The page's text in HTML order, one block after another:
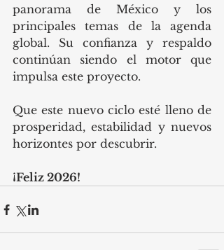
panorama de México y los
principales temas de la agenda
global. Su confianza y respaldo
continúan siendo el motor que
impulsa este proyecto.
Que este nuevo ciclo esté lleno de
prosperidad, estabilidad y nuevos
horizontes por descubrir.
¡Feliz 2026!